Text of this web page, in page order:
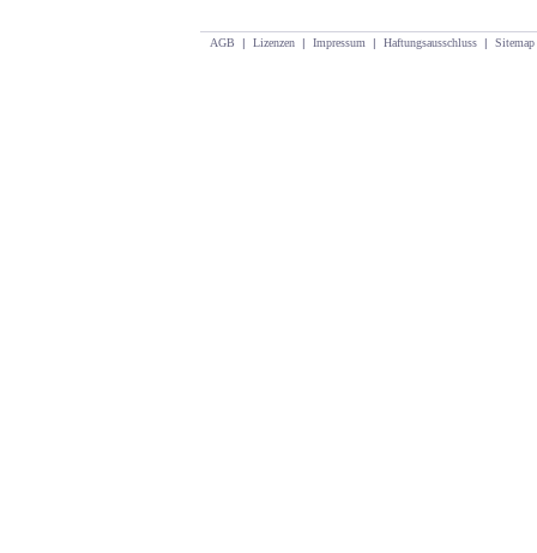
AGB | Lizenzen | Impressum | Haftungsausschluss | Sitemap